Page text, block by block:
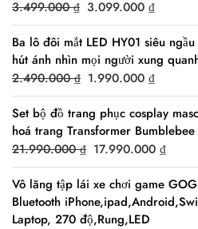
3.499.000₫ Original
price
was:
3.499.000 ₫.
3.099.000 ₫
price
is:
Ba lô đôi mắt LED HY01 siêu
hút ánh nhìn mọi người xung
2.490.000₫ Original
price
was:
2.490.000 ₫.
1.990.000 ₫
price
is:
Set bộ đồ trang phục cosplay
hoá trang Transformer Bumblebee
21.990.000₫ Original
price
was:
21.990.000 ₫.
17.990.000 ₫
price
is:
Vô lăng tập lái xe chơi game
Bluetooth
Laptop, 270 độ,Rung,LED